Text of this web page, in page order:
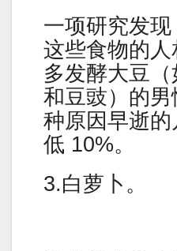
一项研究发现
这些食物的
多发酵大豆
和豆豉）的
种原因早逝的
低 10%。
3.白萝卜。